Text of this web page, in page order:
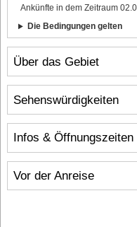
Über das Gebiet
Infos & Öffnungszeiten
Vor der Anreise
Ankünfte in dem Zeitraum
Die Bedingungen gelten
Sehenswürdigkeiten